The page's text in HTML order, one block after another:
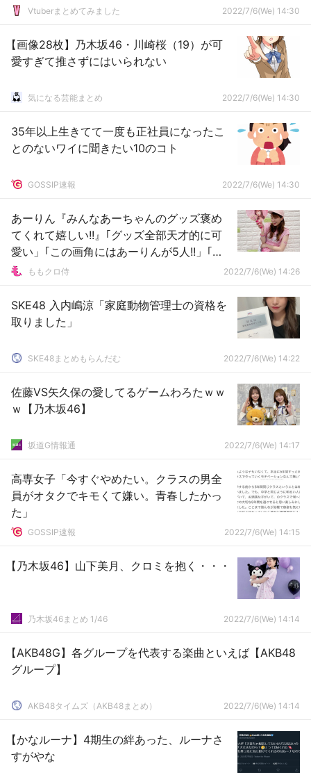
果・・・
Vtuberまとめてみました 2022/7/6(We) 14:30
【画像28枚】乃木坂46・川崎桜（19）が可
愛すぎて推さずにはいられない
気になる芸能まとめ 2022/7/6(We) 14:30
35年以上生きてて一度も正社員になったこ
とのないワイに聞きたい10のコト
GOSSIP速報 2022/7/6(We) 14:30
あーりん『みんなあーちゃんのグッズ褒め
てくれて嬉しい!!』｢グッズ全部天才的に可
愛い」｢この画角にはあーりんが5人!!」｢楽
しみに待ってます」
ももクロ侍 2022/7/6(We) 14:26
SKE48 入内嶋涼「家庭動物管理士の資格を
取りました」
SKE48まとめもらんだむ 2022/7/6(We) 14:22
佐藤VS矢久保の愛してるゲームわろたｗｗ
ｗ【乃木坂46】
坂道G情報通 2022/7/6(We) 14:17
高専女子「今すぐやめたい。クラスの男全
員がオタクでキモくて嫌い。青春したかっ
た」
GOSSIP速報 2022/7/6(We) 14:15
【乃木坂46】山下美月、クロミを抱く・・・
乃木坂46まとめ 1/46 2022/7/6(We) 14:14
【AKB48G】各グループを代表する楽曲といえば【AKB48
グループ】
AKB48タイムズ（AKB48まとめ） 2022/7/6(We) 14:14
【かなルーナ】4期生の絆あった、ルーナさ
すがやな